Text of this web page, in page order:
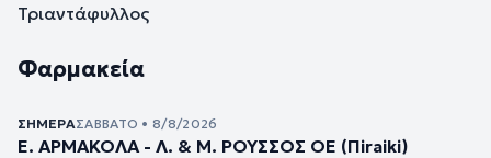
Τριαντάφυλλος
Φαρμακεία
ΣΉΜΕΡΑΣΆΒΒΑΤΟ • 8/8/2026
Ε. ΑΡΜΑΚΟΛΑ - Λ. & Μ. ΡΟΥΣΣΟΣ ΟΕ (Πiraiki)